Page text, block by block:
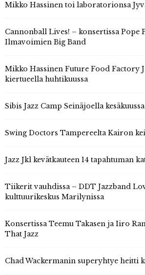
Mikko Hassinen toi laboratorionsa
Cannonball Lives! – konsertissa Pope
Ilmavoimien Big Band
Mikko Hassinen Future Food Factory
kiertueella huhtikuussa
Sibis Jazz Camp Seinäjoella
Swing Doctors Tampereelta Kairon
Jazz Jkl kevätkauteen 14 tapahtuman
Tiikerit vauhdissa – DDT Jazzband
kulttuurikeskus Marilynissa
Konsertissa Teemu Takasen ja Iiro
That Jazz
Chad Wackermanin superyhtye heitti